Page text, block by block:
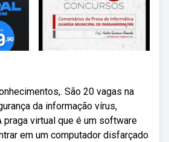
São 20 vagas na
da informação vírus,
praga virtual que é um software
em um computador disfarçado